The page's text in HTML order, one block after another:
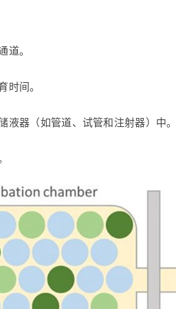
道。
时间。
液器（如管道、试管和注射器）中